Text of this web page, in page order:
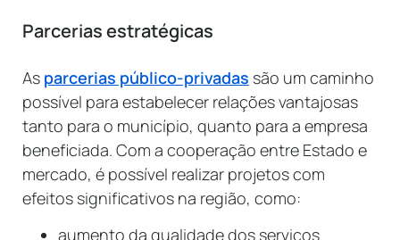
Parcerias estratégicas
As parcerias público-privadas são um caminho
possível para estabelecer relações vantajosas
tanto para o município, quanto para a empresa
beneficiada. Com a cooperação entre Estado e
mercado, é possível realizar projetos com
efeitos significativos na região, como:
aumento da qualidade dos serviços